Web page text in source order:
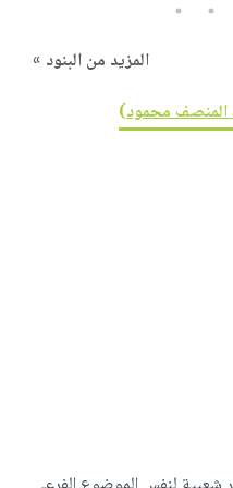
4
5
المزيد من البنود »
المنصف محمود)